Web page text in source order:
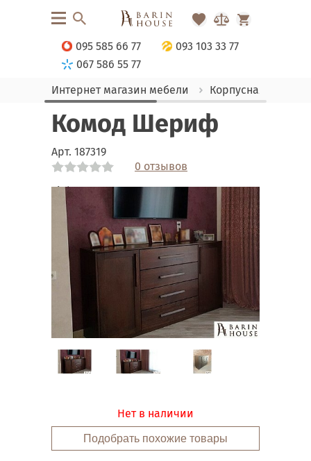
095 585 66 77
093 103 33 77
067 586 55 77
Интернет магазин мебели
Корпусная мебель
Комод Шериф
Арт. 187319
0 отзывов
Link
Link
Link
Нет в наличии
Подобрать похожие товары